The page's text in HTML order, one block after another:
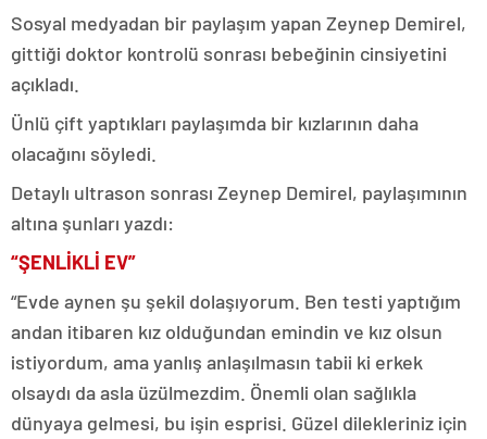
Sosyal medyadan bir paylaşım yapan Zeynep Demirel,
gittiği doktor kontrolü sonrası bebeğinin cinsiyetini
açıkladı.
Ünlü çift yaptıkları paylaşımda bir kızlarının daha
olacağını söyledi.
Detaylı ultrason sonrası Zeynep Demirel, paylaşımının
altına şunları yazdı:
“ŞENLİKLİ EV”
“Evde aynen şu şekil dolaşıyorum. Ben testi yaptığım
andan itibaren kız olduğundan emindin ve kız olsun
istiyordum, ama yanlış anlaşılmasın tabii ki erkek
olsaydı da asla üzülmezdim. Önemli olan sağlıkla
dünyaya gelmesi, bu işin esprisi. Güzel dilekleriniz için